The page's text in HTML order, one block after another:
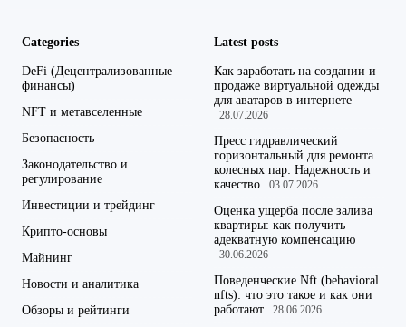
Categories
DeFi (Децентрализованные
финансы)
NFT и метавселенные
Безопасность
Законодательство и
регулирование
Инвестиции и трейдинг
Крипто-основы
Майнинг
Новости и аналитика
Обзоры и рейтинги
Latest posts
Как заработать на создании и
продаже виртуальной одежды
для аватаров в интернете
28.07.2026
Пресс гидравлический
горизонтальный для ремонта
колесных пар: Надежность и
качество
03.07.2026
Оценка ущерба после залива
квартиры: как получить
адекватную компенсацию
30.06.2026
Поведенческие Nft (behavioral
nfts): что это такое и как они
работают
28.06.2026